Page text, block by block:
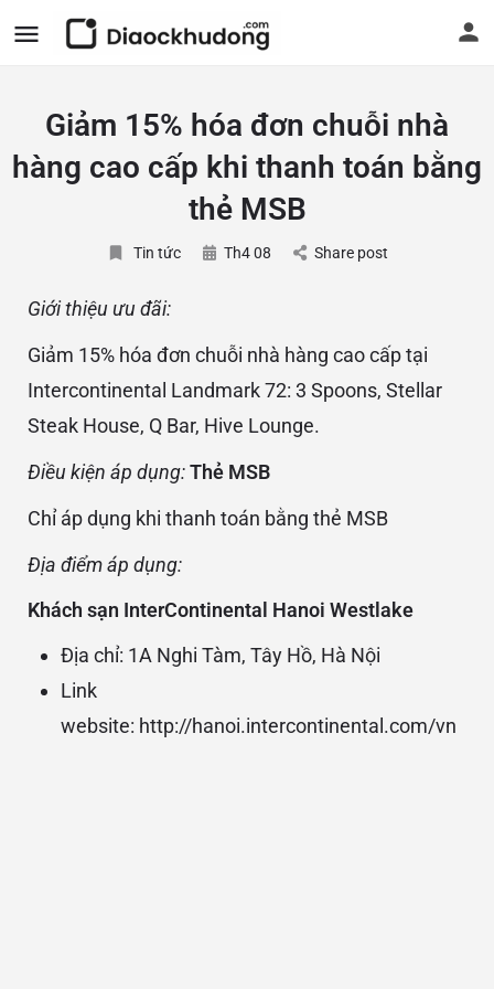
Giảm 15% hóa đơn chuỗi nhà
hàng cao cấp khi thanh toán bằng
thẻ MSB
Tin tức Th4 08 Share post
Giới thiệu ưu đãi:
Giảm 15% hóa đơn chuỗi nhà hàng cao cấp tại
Intercontinental Landmark 72: 3 Spoons, Stellar
Steak House, Q Bar, Hive Lounge.
Điều kiện áp dụng:Thẻ MSB
Chỉ áp dụng khi thanh toán bằng thẻ MSB
Địa điểm áp dụng:
Khách sạn InterContinental Hanoi Westlake
Địa chỉ: 1A Nghi Tàm, Tây Hồ, Hà Nội
Link
website: http://hanoi.intercontinental.com/vn